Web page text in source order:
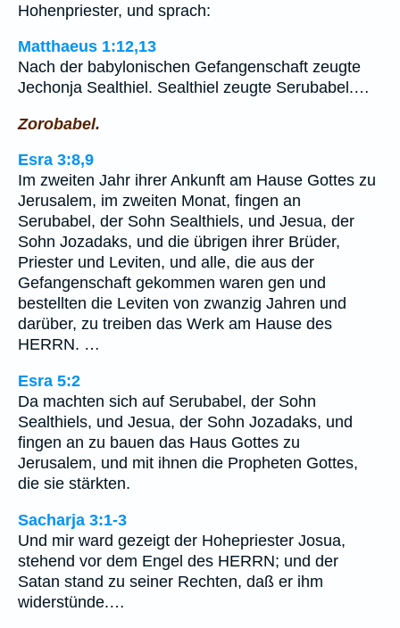
Hohenpriester, und sprach:
Matthaeus 1:12,13
Nach der babylonischen Gefangenschaft zeugte
Jechonja Sealthiel. Sealthiel zeugte Serubabel.…
Zorobabel.
Esra 3:8,9
Im zweiten Jahr ihrer Ankunft am Hause Gottes zu
Jerusalem, im zweiten Monat, fingen an
Serubabel, der Sohn Sealthiels, und Jesua, der
Sohn Jozadaks, und die übrigen ihrer Brüder,
Priester und Leviten, und alle, die aus der
Gefangenschaft gekommen waren gen und
bestellten die Leviten von zwanzig Jahren und
darüber, zu treiben das Werk am Hause des
HERRN. …
Esra 5:2
Da machten sich auf Serubabel, der Sohn
Sealthiels, und Jesua, der Sohn Jozadaks, und
fingen an zu bauen das Haus Gottes zu
Jerusalem, und mit ihnen die Propheten Gottes,
die sie stärkten.
Sacharja 3:1-3
Und mir ward gezeigt der Hohepriester Josua,
stehend vor dem Engel des HERRN; und der
Satan stand zu seiner Rechten, daß er ihm
widerstünde.…